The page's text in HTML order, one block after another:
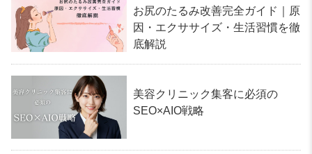
お尻のたるみ改善完全ガイド｜原
因・エクササイズ・生活習慣を徹
底解説
美容クリニック集客に必須の
SEO×AIO戦略